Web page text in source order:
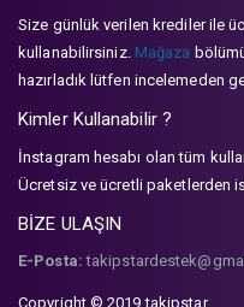
Size günlük verilen krediler ile
kullanabilirsiniz. Mağaza
hazırladık lütfen incelemeden
Kimler Kullanabilir ?
İnstagram hesabı olan tüm
Ücretsiz ve ücretli paketlerden
BİZE ULAŞIN
E-Posta:
Copyright © 2019 takipstar.